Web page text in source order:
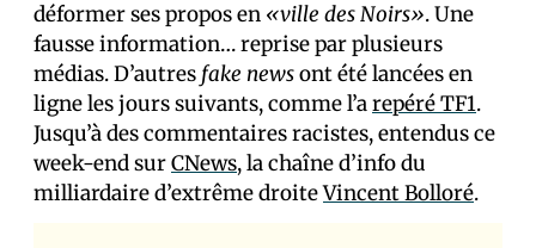
déformer ses propos en «ville des Noirs». Une
fausse information… reprise par plusieurs
médias. D’autres fake newsont été lancées en
ligne les jours suivants, comme l’arepéré TF1.
Jusqu’à des commentaires racistes, entendus ce
week-end surCNews, la chaîne d’info du
milliardaire d’extrême droiteVincent Bolloré.